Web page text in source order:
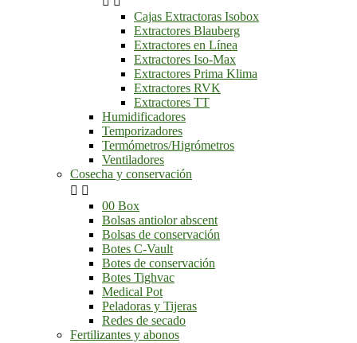
Cajas Extractoras Isobox
Extractores Blauberg
Extractores en Línea
Extractores Iso-Max
Extractores Prima Klima
Extractores RVK
Extractores TT
Humidificadores
Temporizadores
Termómetros/Higrómetros
Ventiladores
Cosecha y conservación
 
00 Box
Bolsas antiolor abscent
Bolsas de conservación
Botes C-Vault
Botes de conservación
Botes Tighvac
Medical Pot
Peladoras y Tijeras
Redes de secado
Fertilizantes y abonos